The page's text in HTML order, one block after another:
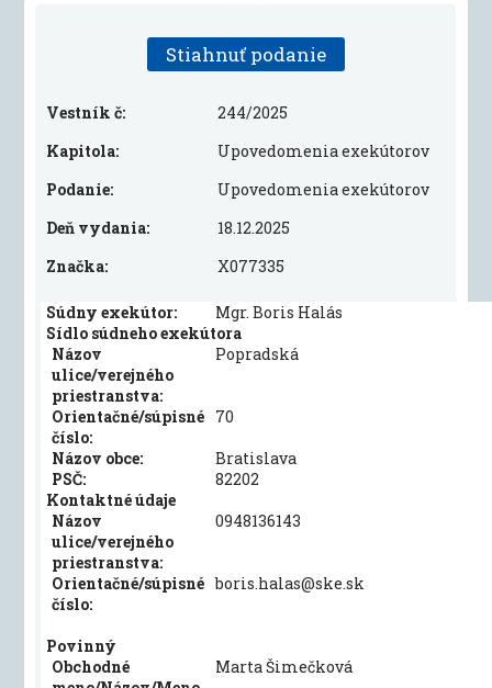
Stiahnuť podanie
Vestník č:
244/2025
Kapitola:
Upovedomenia exekútorov
Podanie:
Upovedomenia exekútorov
Deň vydania:
18.12.2025
Značka:
X077335
Súdny exekútor:
Mgr. Boris Halás
Sídlo súdneho exekútora
Názov
ulice/verejného
priestranstva:
Popradská
Orientačné/súpisné
číslo:
70
Názov obce:
Bratislava
PSČ:
82202
Kontaktné údaje
Názov
ulice/verejného
priestranstva:
0948136143
Orientačné/súpisné
číslo:
boris.halas@ske.sk
Povinný
Obchodné
Marta Šimečková